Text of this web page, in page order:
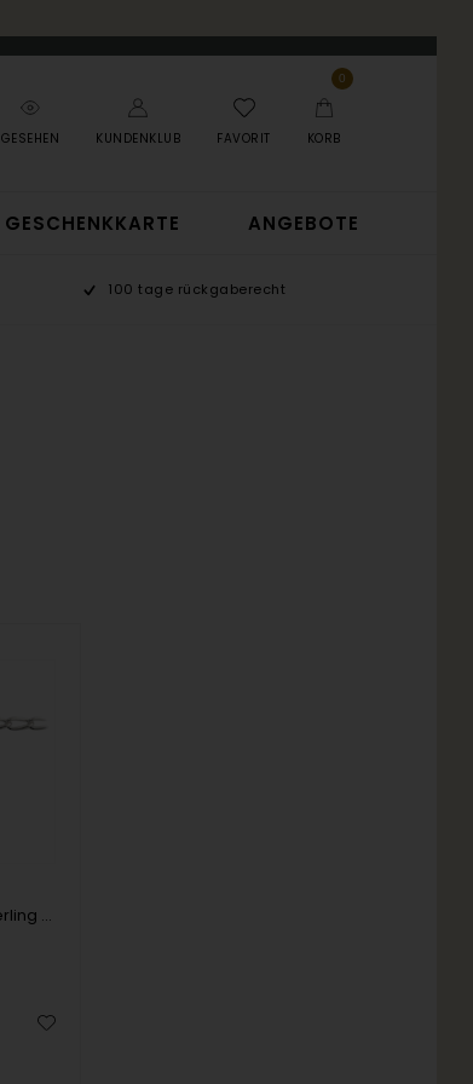
GESEHEN KUNDENKLUB FAVORIT
0
KORB
GESCHENKKARTE ANGEBOTE
100 tage rückgaberecht
SmykkeLine 925 Sterling Silber Armband, Schmetterling mit glänzender Oberfläche, Modell 15023210